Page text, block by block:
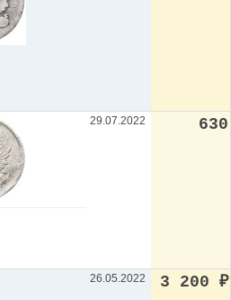
29.07.2022 630
26.05.2022 3 200 ₽